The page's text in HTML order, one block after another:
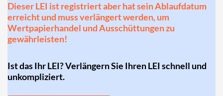
Dieser LEI ist registriert aber hat sein Ablaufdatum
erreicht und muss verlängert werden, um
Wertpapierhandel und Ausschüttungen zu
gewährleisten!
Ist das Ihr LEI? Verlängern Sie Ihren LEI schnell und
unkompliziert.